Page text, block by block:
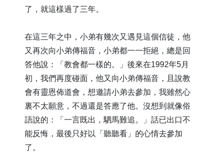
了，就這樣過了三年。
在這三年之中，小弟有幾次又遇見這個信徒，他
又再次向小弟傳福音，小弟都一一拒絕，總是回
答他說：「教會都一樣的。」後來在1992年5月
初，我們再度碰面，他又向小弟傳福音，且說教
會有靈恩佈道會，想邀請小弟去參加，我雖然心
裏不太願意，不過還是答應了他。沒想到就像俗
語說的：「一言既出，駟馬難追。」話已出口不
能反悔，最後只好以「聽聽看」的心情去參加
了。